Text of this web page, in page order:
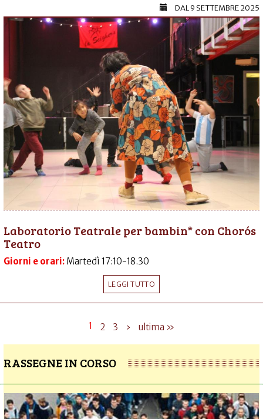
DAL9 SETTEMBRE 2025
Laboratorio Teatrale per bambin* con Chorós
Teatro
Giorni e orari: Martedì 17:10-18.30
LEGGI TUTTO
1 2 3 › ultima »
RASSEGNE IN CORSO